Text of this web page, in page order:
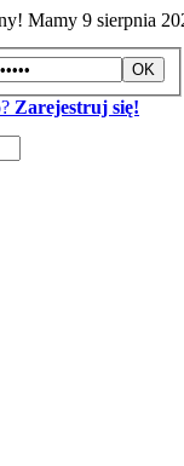
Mamy 9 sierpnia
Zarejestruj się!